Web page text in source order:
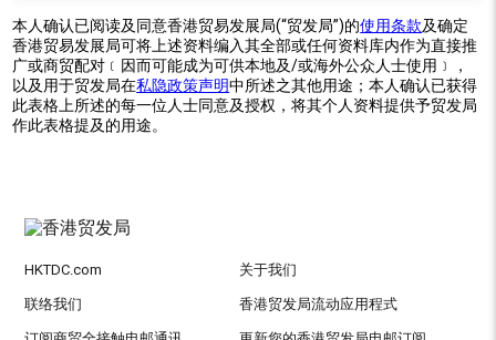
本人确认已阅读及同意香港贸易发展局(“贸发局”)的使用条款及确定
香港贸易发展局可将上述资料编入其全部或任何资料库内作为直接推
广或商贸配对﹝因而可能成为可供本地及/或海外公众人士使用﹞，
以及用于贸发局在私隐政策声明中所述之其他用途；本人确认已获得
此表格上所述的每一位人士同意及授权，将其个人资料提供予贸发局
作此表格提及的用途。
HKTDC.com 关于我们
联络我们 香港贸发局流动应用程式